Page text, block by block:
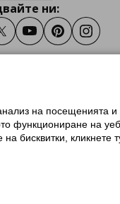
ни:
TwitterYoutubePinterest
на ikea.bg
Family
на посещенията
функциониране на
бисквитки,